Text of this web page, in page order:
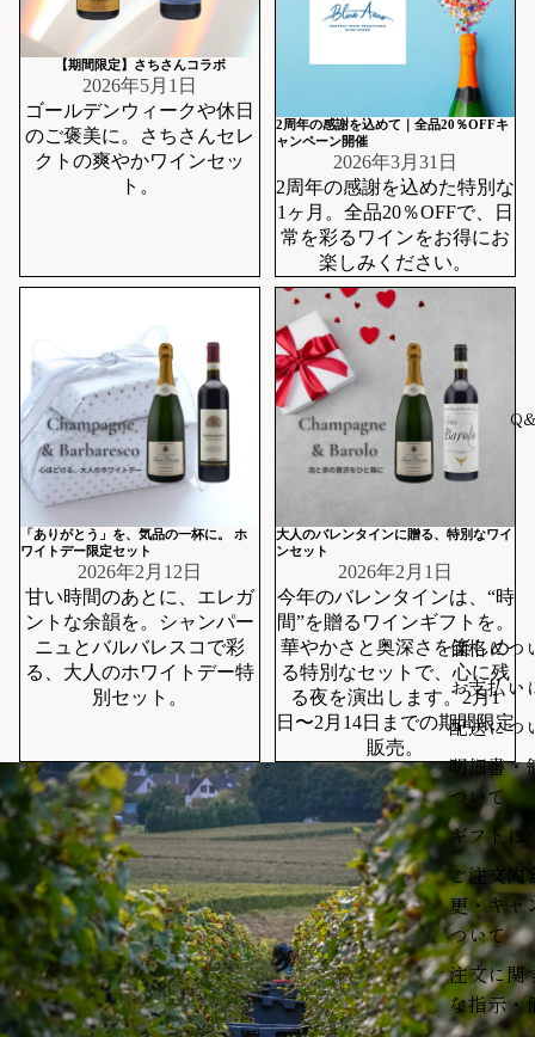
価格につ
お支払い
配送につ
明細書・
ついて
ギフトに
ご注文内
更・キャ
ついて
注文に関
な指示・
【期間限定】さちさんコラボ
2026年5月1日
ゴールデンウィークや休日
のご褒美に。さちさんセレ
クトの爽やかワインセッ
ト。
2周年の感謝を込めて｜全品20％OFFキ
ャンペーン開催
2026年3月31日
2周年の感謝を込めた特別な
1ヶ月。全品20％OFFで、日
常を彩るワインをお得にお
楽しみください。
セット
「ありがとう」を、気品の一杯に。 ホ
ワイトデー限定セット
2026年2月12日
甘い時間のあとに、エレガ
ントな余韻を。シャンパー
ニュとバルバレスコで彩
る、大人のホワイトデー特
別セット。
大人のバレンタインに贈
る、特別なワインセット
大人のバレンタインに贈る、特別なワイ
ンセット
2026年2月1日
今年のバレンタインは、“時
間”を贈るワインギフトを。
華やかさと奥深さを楽しめ
る特別なセットで、心に残
る夜を演出します。2月1
日〜2月14日までの期間限定
販売。